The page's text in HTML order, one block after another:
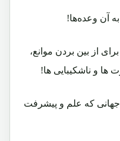
آن وعده‌ها!
از بين بردن موانع،
ها و ناشكيبايی ها!
جهانی كه علم و پيشرفت